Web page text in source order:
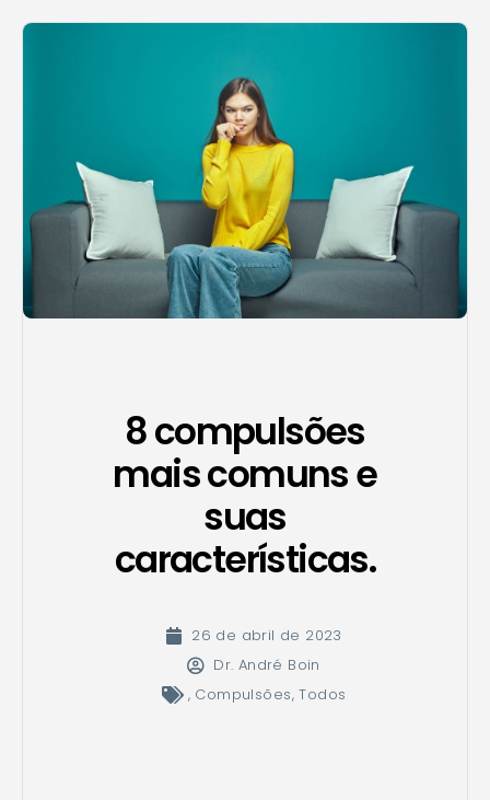
Agendar consulta
8 compulsões
mais comuns e
suas
características.
26 de abril de 2023
Dr. André Boin
, Compulsões,Todos